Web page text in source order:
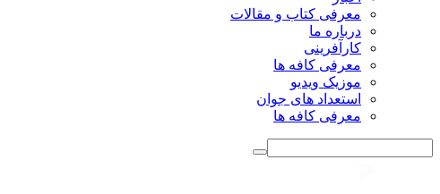
معرفی کتاب و مقالات
درباره ما
کارآفرینی
معرفی کافه ها
موزیک ویدیو
استعداد های جوان
معرفی کافه ها